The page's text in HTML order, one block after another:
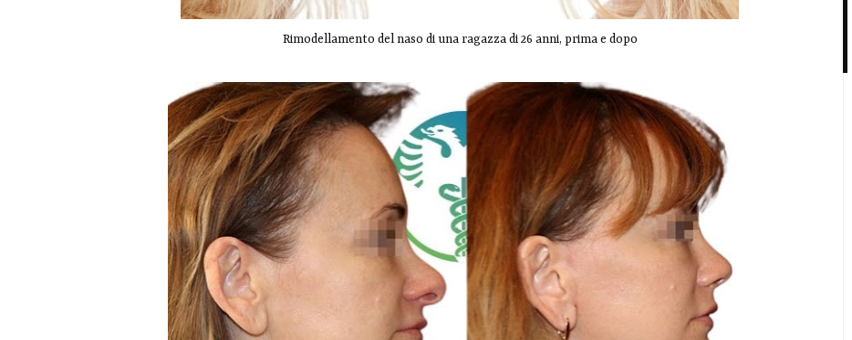
Rimodellamento del naso di una ragazza di 26 anni, prima e dopo